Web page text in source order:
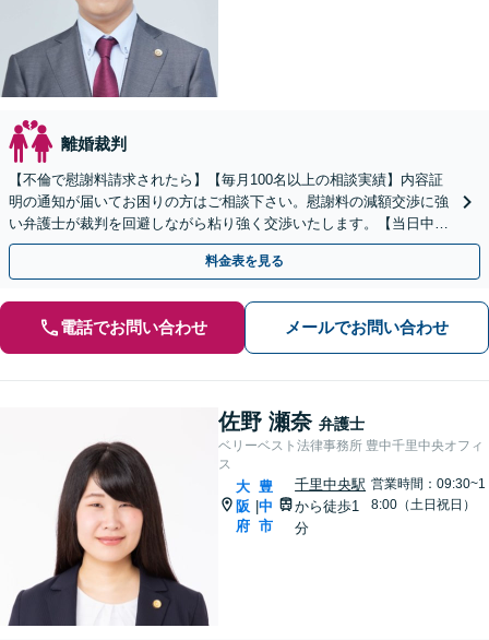
離婚裁判
【不倫で慰謝料請求されたら】【毎月100名以上の相談実績】内容証
明の通知が届いてお困りの方はご相談下さい。慰謝料の減額交渉に強
い弁護士が裁判を回避しながら粘り強く交渉いたします。【当日中の
相談可(予約制)】【関西エリア全域対応】
料金表を見る
電話でお問い合わせ メールでお問い合わせ
佐野 瀬奈 弁護士
ベリーベスト法律事務所 豊中千里中央オフィ
ス
大
阪
府
豊
中
市
千里中央駅
から徒歩1
分
営業時間：09:30~1
8:00（土日祝日）